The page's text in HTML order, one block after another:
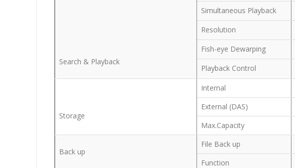
Search & Playback
Simultaneous Playback
Resolution
Fish-eye Dewarping
Playback Control
Storage
Internal
External (DAS)
Max.Capacity
Back up
File Back up
Function